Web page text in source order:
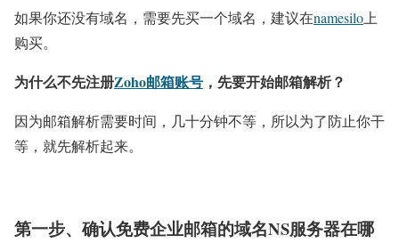
如果你还没有域名，需要先买一个域名，建议在namesilo 上
购买。
为什么不先注册Zoho邮箱账号 ，先要开始邮箱解析？
因为邮箱解析需要时间，几十分钟不等，所以为了防止你干
等，就先解析起来。
第一步、确认免费企业邮箱的域名NS服务器在哪